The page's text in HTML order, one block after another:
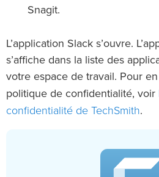
Snagit.
L’application Slack s’ouvre.
s’affiche dans la liste des
votre espace de travail. Pour
politique de confidentialité, voir
confidentialité de TechSmith.